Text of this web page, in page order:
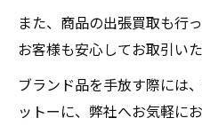
また、商品の出張買取も行
お客様も安心してお取引いた
ブランド品を手放す際には
ットーに、弊社へお気軽に